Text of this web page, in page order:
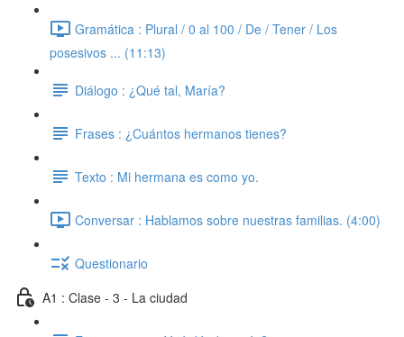
Gramática : Plural / 0 al 100 / De / Tener / Los
posesivos ... (11:13)
Diálogo : ¿Qué tal, María?
Frases : ¿Cuántos hermanos tienes?
Texto : Mi hermana es como yo.
Conversar : Hablamos sobre nuestras familias. (4:00)
Questionario
A1 : Clase - 3 - La ciudad